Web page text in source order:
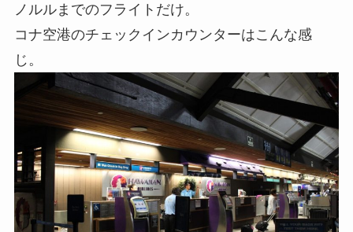
ノルルまでのフライトだけ。
コナ空港のチェックインカウンターはこんな感
じ。